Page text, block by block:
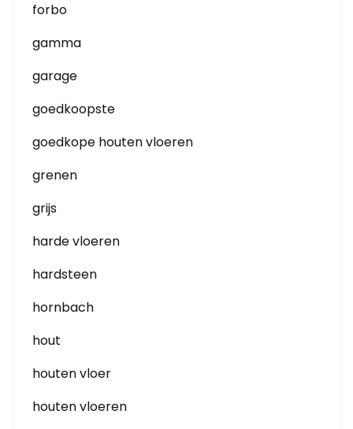
forbo
gamma
garage
goedkoopste
goedkope houten vloeren
grenen
grijs
harde vloeren
hardsteen
hornbach
hout
houten vloer
houten vloeren